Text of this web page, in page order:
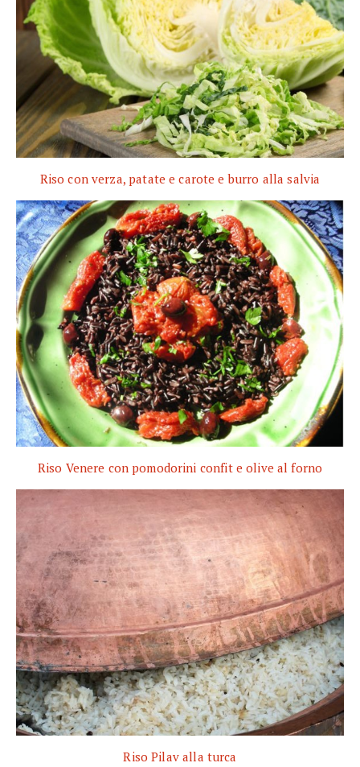
Riso con verza, patate e carote e burro alla salvia
Riso Venere con pomodorini confit e olive al forno
Riso Pilav alla turca